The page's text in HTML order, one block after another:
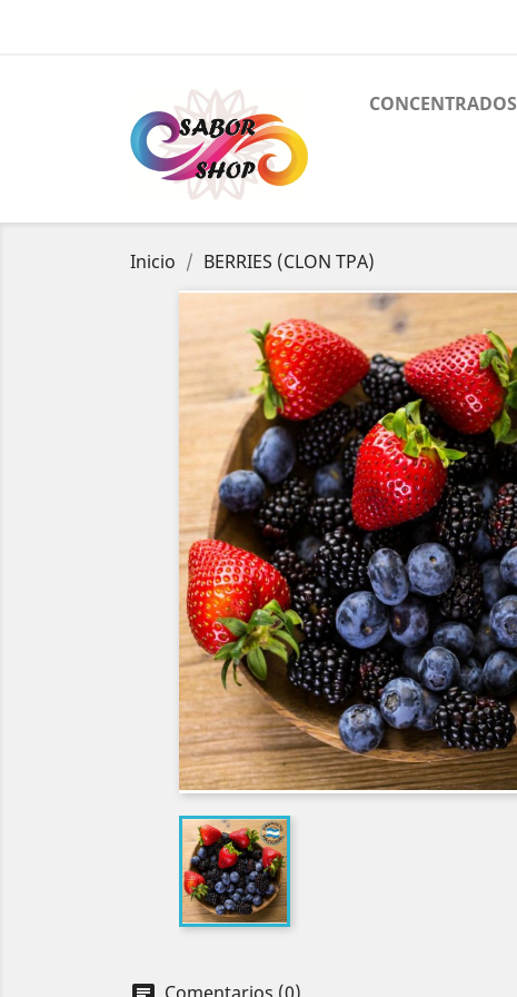
CONCENTRADOS
Inicio BERRIES (CLON TPA)